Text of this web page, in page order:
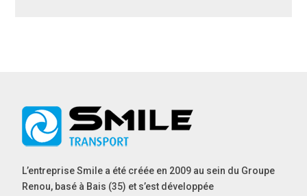
L’entreprise Smile a été créée en 2009 au sein du Groupe
Renou, basé à Bais (35) et s’est développée